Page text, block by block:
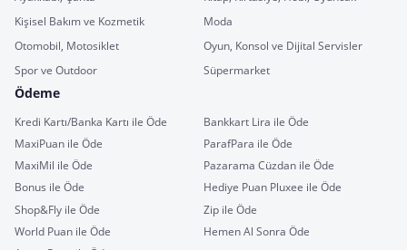
Kişisel Bakım ve Kozmetik
Moda
Otomobil, Motosiklet
Oyun, Konsol ve Dijital Servisler
Spor ve Outdoor
Süpermarket
Ödeme
Kredi Kartı/Banka Kartı ile Öde
Bankkart Lira ile Öde
MaxiPuan ile Öde
ParafPara ile Öde
MaxiMil ile Öde
Pazarama Cüzdan ile Öde
Bonus ile Öde
Hediye Puan Pluxee ile Öde
Shop&Fly ile Öde
Zip ile Öde
World Puan ile Öde
Hemen Al Sonra Öde